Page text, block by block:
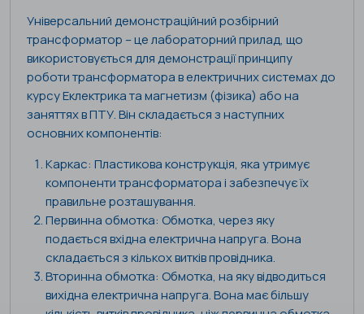
Універсальний демонстраційний розбірний
трансформатор – це лабораторний прилад, що
використовується для демонстрації принципу
роботи трансформатора в електричних системах до
курсу Еклектрика та магнетизм (фізика) або на
заняттях в ПТУ. Він складається з наступних
основних компонентів:
Каркас: Пластикова конструкція, яка утримує
компоненти трансформатора і забезпечує їх
правильне розташування.
Первинна обмотка: Обмотка, через яку
подається вхідна електрична напруга. Вона
складається з кількох витків провідника.
Вторинна обмотка: Обмотка, на яку відводиться
вихідна електрична напруга. Вона має більшу